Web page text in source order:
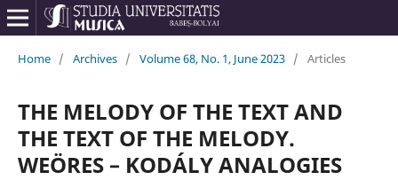
Home / Archives / Volume 68, No. 1, June 2023 / Articles
THE MELODY OF THE TEXT AND
THE TEXT OF THE MELODY.
WEÖRES – KODÁLY ANALOGIES